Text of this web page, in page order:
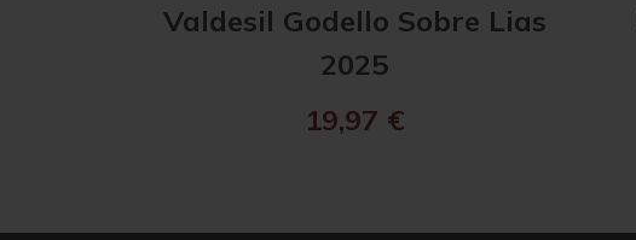
Valdesil Godello Sobre Lias
2025
19,97 €